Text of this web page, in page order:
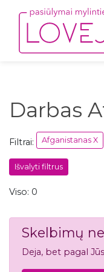
Darbas
Filtrai: Afganistanas X
Išvalyti filtrus
Viso: 0
Skelbimų
Deja, bet pagal